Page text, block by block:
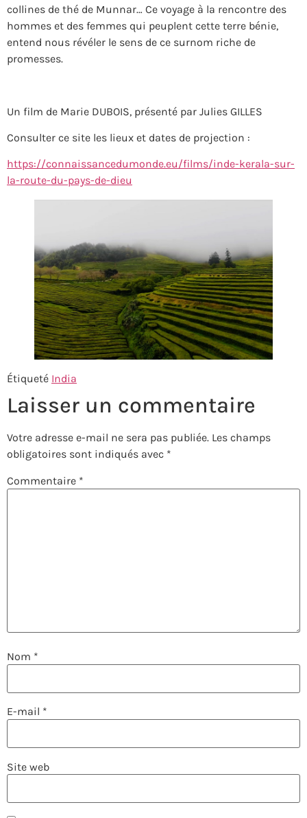
collines de thé de Munnar… Ce voyage à la rencontre des
hommes et des femmes qui peuplent cette terre bénie,
entend nous révéler le sens de ce surnom riche de
promesses.
Un film de Marie DUBOIS, présenté par Julies GILLES
Consulter ce site les lieux et dates de projection :
https://connaissancedumonde.eu/films/inde-kerala-sur-
la-route-du-pays-de-dieu
Étiqueté India
Laisser un commentaire
Votre adresse e-mail ne sera pas publiée. Les champs
obligatoires sont indiqués avec *
Commentaire *
Nom *
E-mail *
Site web